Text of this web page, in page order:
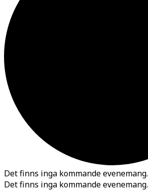
Det finns inga kommande evenemang.
Det finns inga kommande evenemang.